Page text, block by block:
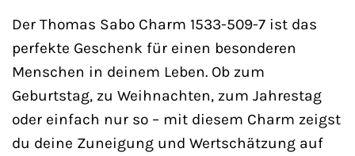
Der Thomas Sabo Charm 1533-509-7 ist das
perfekte Geschenk für einen besonderen
Menschen in deinem Leben. Ob zum
Geburtstag, zu Weihnachten, zum Jahrestag
oder einfach nur so – mit diesem Charm zeigst
du deine Zuneigung und Wertschätzung auf